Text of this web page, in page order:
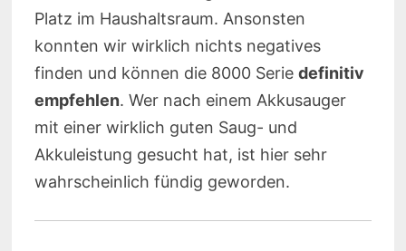
Platz im Haushaltsraum. Ansonsten
konnten wir wirklich nichts negatives
finden und können die 8000 Serie definitiv
empfehlen. Wer nach einem Akkusauger
mit einer wirklich guten Saug- und
Akkuleistung gesucht hat, ist hier sehr
wahrscheinlich fündig geworden.